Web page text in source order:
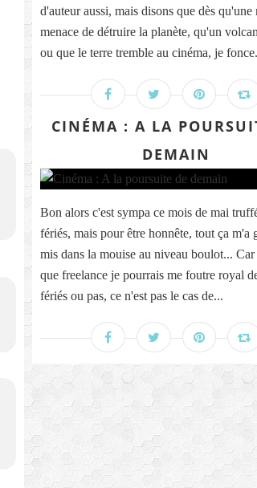
d'auteur aussi, mais disons que dès qu'une
menace de détruire la planète, qu'un
ou que le terre tremble au cinéma, je
CINÉMA : A LA
DEMAIN
Bon alors c'est sympa ce mois de mai
fériés, mais pour être honnête, tout ça m'a
mis dans la mouise au niveau boulot... Car
que freelance je pourrais me foutre royal
fériés ou pas, ce n'est pas le cas de...